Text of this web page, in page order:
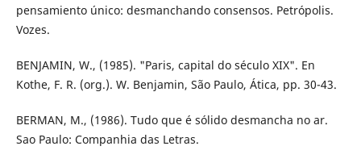
pensamiento único: desmanchando consensos. Petrópolis.
Vozes.
BENJAMIN, W., (1985). "Paris, capital do século XIX". En
Kothe, F. R. (org.). W. Benjamin, São Paulo, Ática, pp. 30-43.
BERMAN, M., (1986). Tudo que é sólido desmancha no ar.
Sao Paulo: Companhia das Letras.